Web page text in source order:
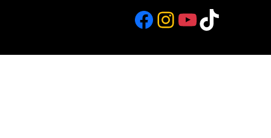
Facebook
Instagram
TikTok